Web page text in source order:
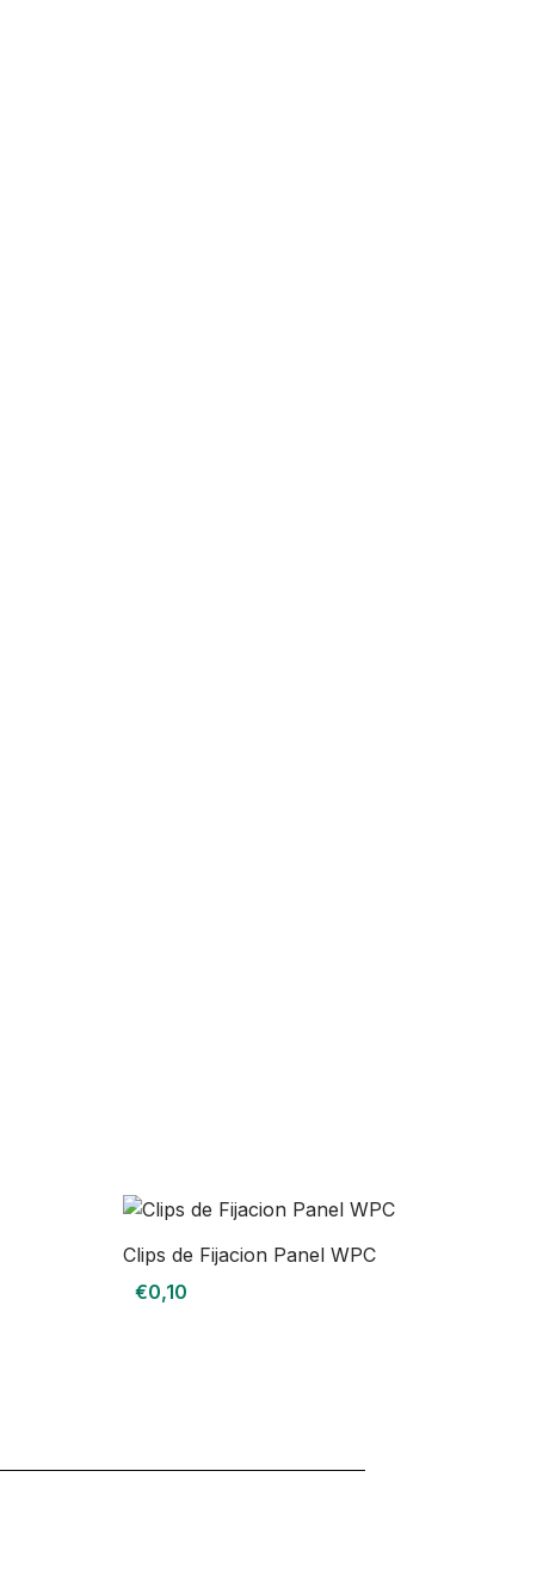
Clips de Fijacion Panel WPC
€0,10